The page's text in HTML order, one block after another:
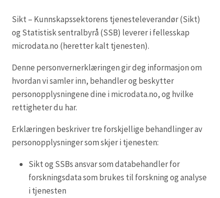
Sikt – Kunnskapssektorens tjenesteleverandør (Sikt)
og Statistisk sentralbyrå (SSB) leverer i fellesskap
microdata.no (heretter kalt tjenesten).
Denne personvernerklæringen gir deg informasjon om
hvordan vi samler inn, behandler og beskytter
personopplysningene dine i microdata.no, og hvilke
rettigheter du har.
Erklæringen beskriver tre forskjellige behandlinger av
personopplysninger som skjer i tjenesten:
Sikt og SSBs ansvar som databehandler for
forskningsdata som brukes til forskning og analyse
i tjenesten